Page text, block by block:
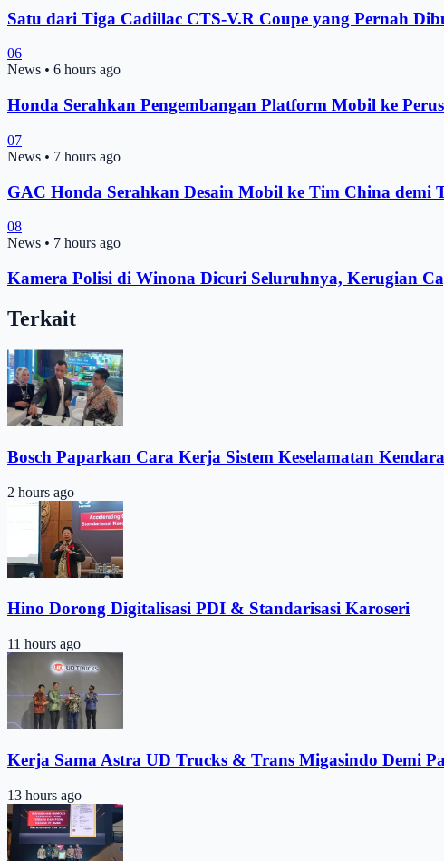
Satu dari Tiga Cadillac CTS-V.R Coupe yang Pernah
06
News • 6 hours ago
Honda Serahkan Pengembangan Platform Mobil ke
07
News • 7 hours ago
GAC Honda Serahkan Desain Mobil ke Tim China demi
08
News • 7 hours ago
Kamera Polisi di Winona Dicuri Seluruhnya, Kerugian
Terkait
Bosch Paparkan Cara Kerja Sistem Keselamatan
2 hours ago
Hino Dorong Digitalisasi PDI & Standarisasi Karoseri
11 hours ago
Kerja Sama Astra UD Trucks & Trans Migasindo Demi
13 hours ago